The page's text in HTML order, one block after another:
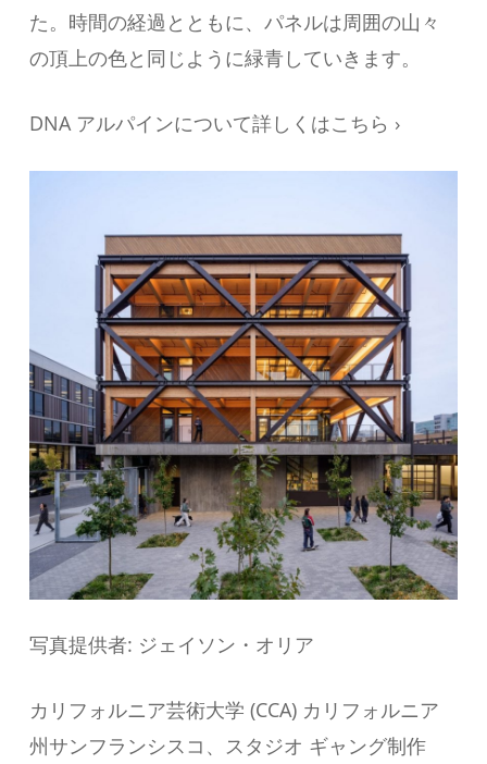
た。時間の経過とともに、パネルは周囲の山々
の頂上の色と同じように緑青していきます。
DNA アルパインについて詳しくはこちら ›
写真提供者: ジェイソン・オリア
カリフォルニア芸術大学 (CCA) カリフォルニア
州サンフランシスコ、スタジオ ギャング制作